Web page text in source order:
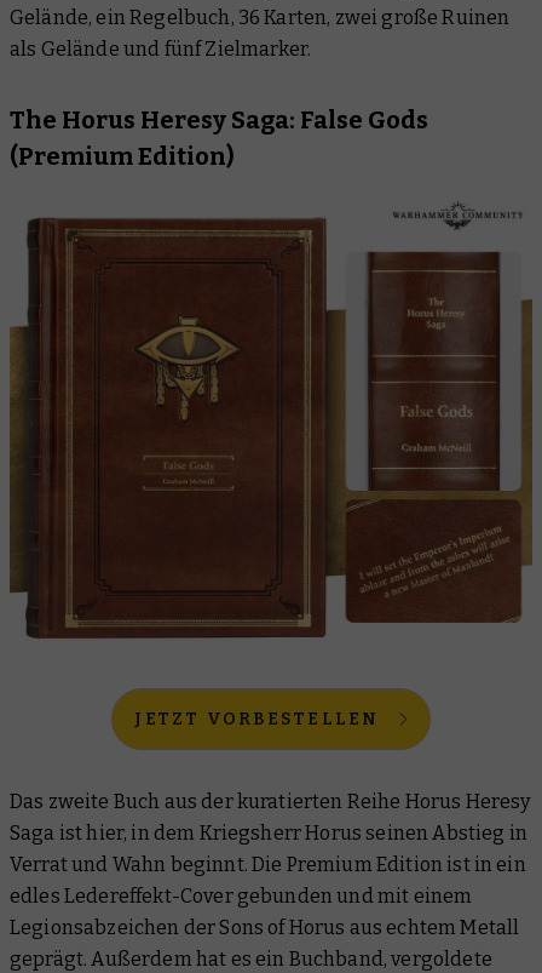
Gelände, ein Regelbuch, 36 Karten, zwei große Ruinen
als Gelände und fünf Zielmarker.
The Horus Heresy Saga: False Gods
(Premium Edition)
JETZT VORBESTELLEN
Das zweite Buch aus der kuratierten Reihe Horus Heresy
Saga ist hier, in dem Kriegsherr Horus seinen Abstieg in
Verrat und Wahn beginnt. Die Premium Edition ist in ein
edles Ledereffekt-Cover gebunden und mit einem
Legionsabzeichen der Sons of Horus aus echtem Metall
geprägt. Außerdem hat es ein Buchband, vergoldete